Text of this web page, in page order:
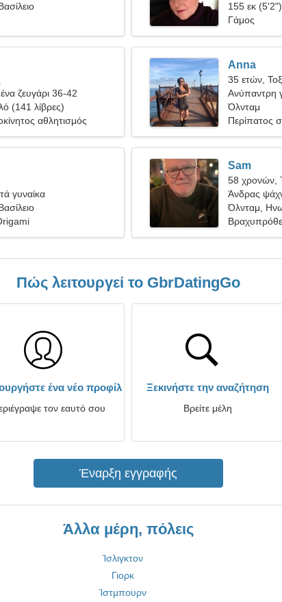
155 εκ
Γάμος
ζευγάρι 36-42
(141 λίβρες)
αθλητισμός
Anna
35 ετών,
Ανύπαντρη
Όλνταμ
Περίπατος
γυναίκα
Sam
58 χρονών,
Άνδρας
Όλνταμ,
Πώς λειτουργεί το GbrDatingGo
ένα νέο προφίλ
τον εαυτό σου
Ξεκινήστε την αναζήτηση
Βρείτε μέλη
Έναρξη εγγραφής
Άλλα μέρη, πόλεις
Ίσλιγκτον
Γιορκ
Ίστμπουρν